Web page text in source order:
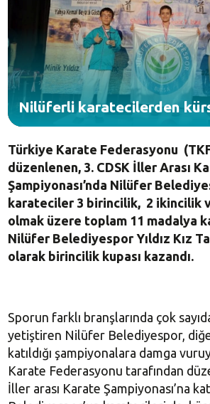
Nilüferli karatecilerden
Türkiye Karate Federasyonu
düzenlenen, 3. CDSK İller Arası
Şampiyonası’nda Nilüfer
karateciler 3 birincilik, 2 ikincilik
olmak üzere toplam 11 madalya
Nilüfer Belediyespor Yıldız Kız
olarak birincilik kupası kazandı.
Sporun farklı branşlarında çok
yetiştiren Nilüfer Belediyespor,
katıldığı şampiyonalara damga
Karate Federasyonu tarafından
İller arası Karate Şampiyonası’na